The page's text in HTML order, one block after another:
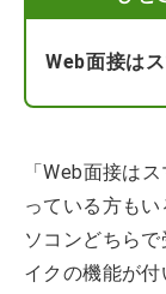
Web面接は
「Web面接は
っている方も
ソコンどちら
イクの機能が